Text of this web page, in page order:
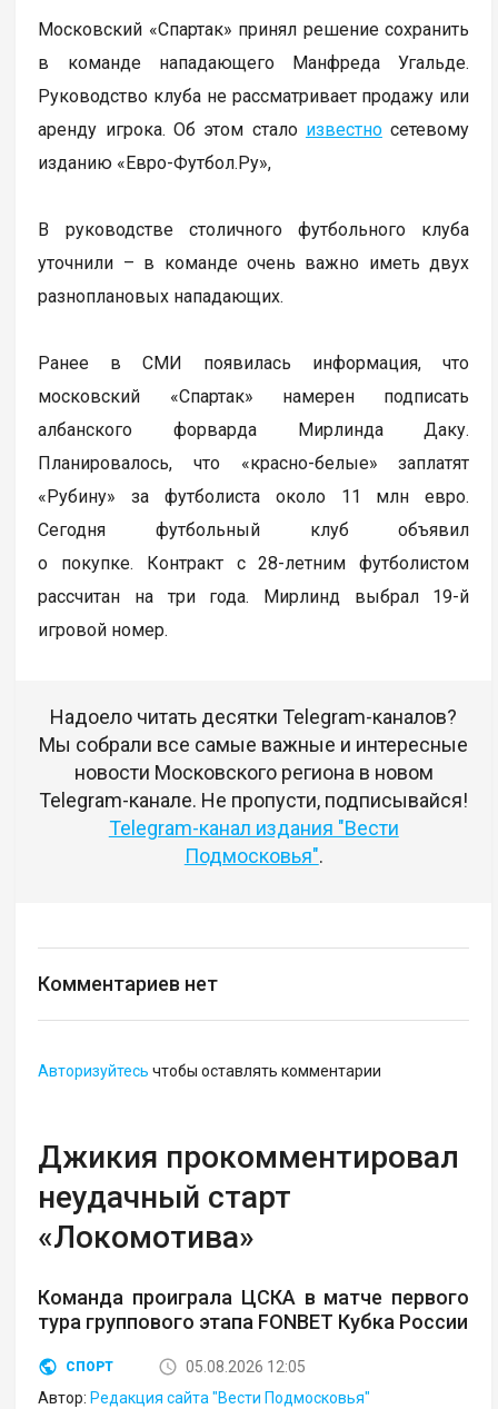
Московский «Спартак» принял решение сохранить
в команде нападающего Манфреда Угальде.
Руководство клуба не рассматривает продажу или
аренду игрока. Об этом стало известносетевому
изданию «Евро-Футбол.Ру»,
В руководстве столичного футбольного клуба
уточнили – в команде очень важно иметь двух
разноплановых нападающих.
Ранее в СМИ появилась информация, что
московский «Спартак» намерен подписать
албанского форварда Мирлинда Даку.
Планировалось, что «красно-белые» заплатят
«Рубину» за футболиста около 11 млн евро.
Сегодня футбольный клуб объявил
о покупке. Контракт с 28-летним футболистом
рассчитан на три года. Мирлинд выбрал 19-й
игровой номер.
Надоело читать десятки Telegram-каналов?
Мы собрали все самые важные и интересные
новости Московского региона в новом
Telegram-канале. Не пропусти, подписывайся!
Telegram-канал издания "Вести
Подмосковья".
Комментариев нет
Авторизуйтесь чтобы оставлять комментарии
Джикия прокомментировал
неудачный старт
«Локомотива»
Команда проиграла ЦСКА в матче первого
тура группового этапа FONBET Кубка России
СПОРТ
05.08.2026 12:05
Автор: Редакция сайта "Вести Подмосковья"